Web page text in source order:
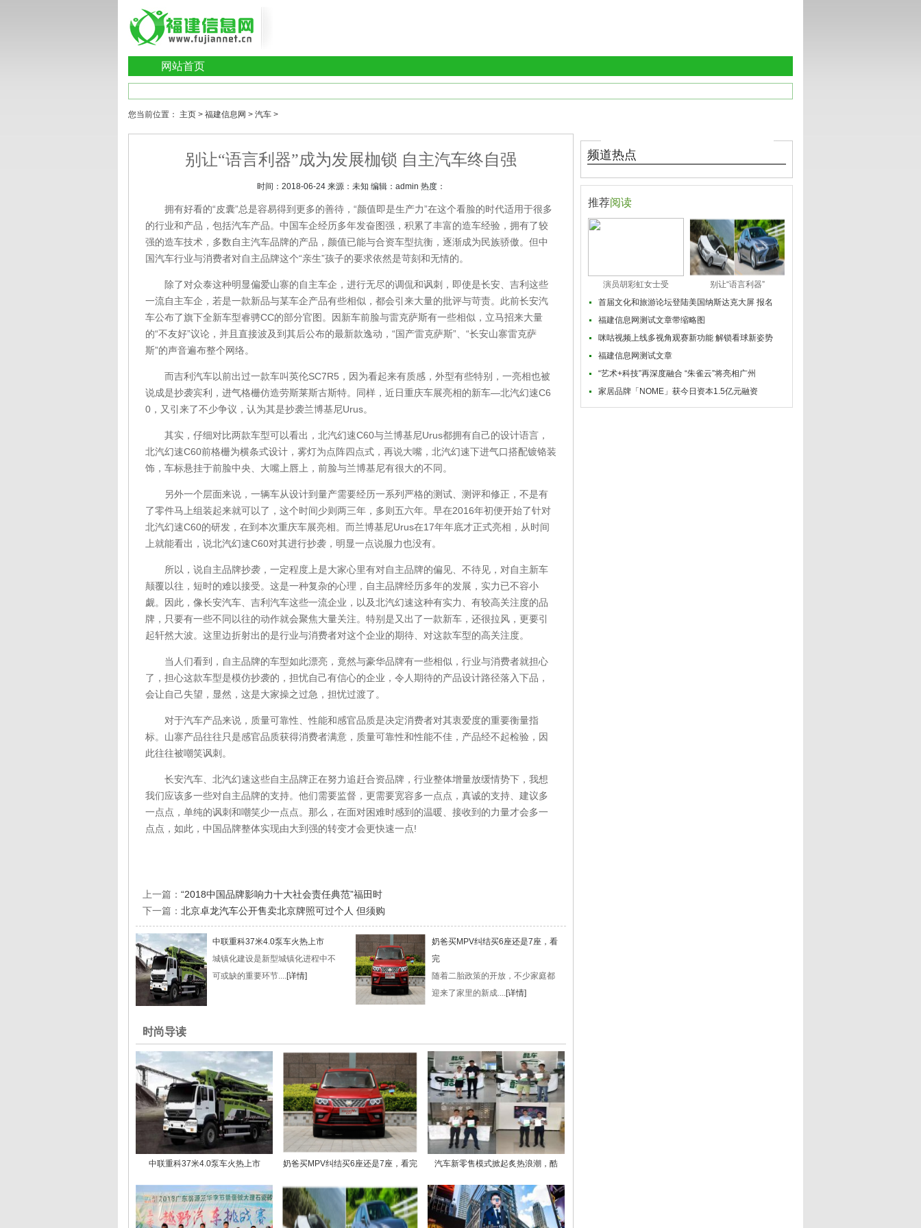
网站首页
您当前位置： 主页 > 福建信息网 > 汽车 >
别让“语言利器”成为发展枷锁 自主汽车终自强
时间： 2018-06-24 来源： 未知 编辑： admin 热度：
拥有好看的“皮囊”总是容易得到更多的善待，“颜值即是生产力”在这个看脸的时代适用于很多
的行业和产品，包括汽车产品。中国车企经历多年发奋图强，积累了丰富的造车经验，拥有了较
强的造车技术，多数自主汽车品牌的产品，颜值已能与合资车型抗衡，逐渐成为民族骄傲。但中
国汽车行业与消费者对自主品牌这个“亲生”孩子的要求依然是苛刻和无情的。
除了对众泰这种明显偏爱山寨的自主车企，进行无尽的调侃和讽刺，即使是长安、吉利这些
一流自主车企，若是一款新品与某车企产品有些相似，都会引来大量的批评与苛责。此前长安汽
车公布了旗下全新车型睿骋CC的部分官图。因新车前脸与雷克萨斯有一些相似，立马招来大量
的“不友好”议论，并且直接波及到其后公布的最新款逸动，“国产雷克萨斯”、“长安山寨雷克萨
斯”的声音遍布整个网络。
而吉利汽车以前出过一款车叫英伦SC7R5，因为看起来有质感，外型有些特别，一亮相也被
说成是抄袭宾利，进气格栅仿造劳斯莱斯古斯特。同样，近日重庆车展亮相的新车—北汽幻速C6
0，又引来了不少争议，认为其是抄袭兰博基尼Urus。
其实，仔细对比两款车型可以看出，北汽幻速C60与兰博基尼Urus都拥有自己的设计语言，
北汽幻速C60前格栅为横条式设计，雾灯为点阵四点式，再说大嘴，北汽幻速下进气口搭配镀铬装
饰，车标悬挂于前脸中央、大嘴上唇上，前脸与兰博基尼有很大的不同。
另外一个层面来说，一辆车从设计到量产需要经历一系列严格的测试、测评和修正，不是有
了零件马上组装起来就可以了，这个时间少则两三年，多则五六年。早在2016年初便开始了针对
北汽幻速C60的研发，在到本次重庆车展亮相。而兰博基尼Urus在17年年底才正式亮相，从时间
上就能看出，说北汽幻速C60对其进行抄袭，明显一点说服力也没有。
所以，说自主品牌抄袭，一定程度上是大家心里有对自主品牌的偏见、不待见，对自主新车
颠覆以往，短时的难以接受。这是一种复杂的心理，自主品牌经历多年的发展，实力已不容小
觑。因此，像长安汽车、吉利汽车这些一流企业，以及北汽幻速这种有实力、有较高关注度的品
牌，只要有一些不同以往的动作就会聚焦大量关注。特别是又出了一款新车，还很拉风，更要引
起轩然大波。这里边折射出的是行业与消费者对这个企业的期待、对这款车型的高关注度。
当人们看到，自主品牌的车型如此漂亮，竟然与豪华品牌有一些相似，行业与消费者就担心
了，担心这款车型是模仿抄袭的，担忧自己有信心的企业，令人期待的产品设计路径落入下品，
会让自己失望，显然，这是大家操之过急，担忧过渡了。
对于汽车产品来说，质量可靠性、性能和感官品质是决定消费者对其衷爱度的重要衡量指
标。山寨产品往往只是感官品质获得消费者满意，质量可靠性和性能不佳，产品经不起检验，因
此往往被嘲笑讽刺。
长安汽车、北汽幻速这些自主品牌正在努力追赶合资品牌，行业整体增量放缓情势下，我想
我们应该多一些对自主品牌的支持。他们需要监督，更需要宽容多一点点，真诚的支持、建议多
一点点，单纯的讽刺和嘲笑少一点点。那么，在面对困难时感到的温暖、接收到的力量才会多一
点点，如此，中国品牌整体实现由大到强的转变才会更快速一点!
上一篇： “2018中国品牌影响力十大社会责任典范”福田时
下一篇： 北京卓龙汽车公开售卖北京牌照可过个人 但须购
中联重科37米4.0泵车火热上市
城镇化建设是新型城镇化进程中不
可或缺的重要环节....[详情]
奶爸买MPV纠结买6座还是7座，看
完
随着二胎政策的开放，不少家庭都
迎来了家里的新成....[详情]
时尚导读
中联重科37米4.0泵车火热上市 奶爸买MPV纠结买6座还是7座，看完 汽车新零售模式掀起炙热浪潮，酷
频道热点
推荐阅读
演员胡彩虹女士受
别让“语言利器”
首届文化和旅游论坛登陆美国纳斯达克大屏 报名
福建信息网测试文章带缩略图
咪咕视频上线多视角观赛新功能 解锁看球新姿势
福建信息网测试文章
“艺术+科技”再深度融合 “朱雀云”将亮相广州
家居品牌「NOME」获今日资本1.5亿元融资